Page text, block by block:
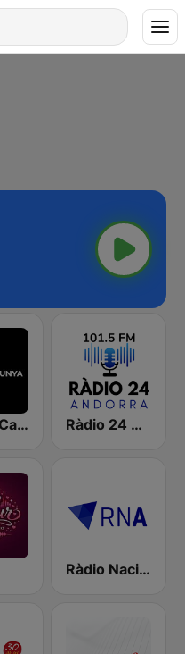
LOS 40 Catalunya Ràdio 24 Andorra
Ràdio Nacional d'Andorra